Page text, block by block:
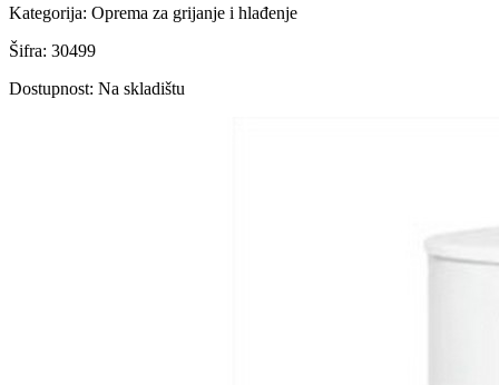
Kategorija: Oprema za grijanje i hlađenje
Šifra: 30499
Dostupnost: Na skladištu